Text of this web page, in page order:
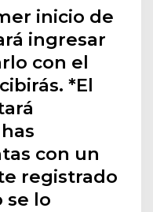
inicio de
ingresar
con el
*El
con un
registrado
se lo